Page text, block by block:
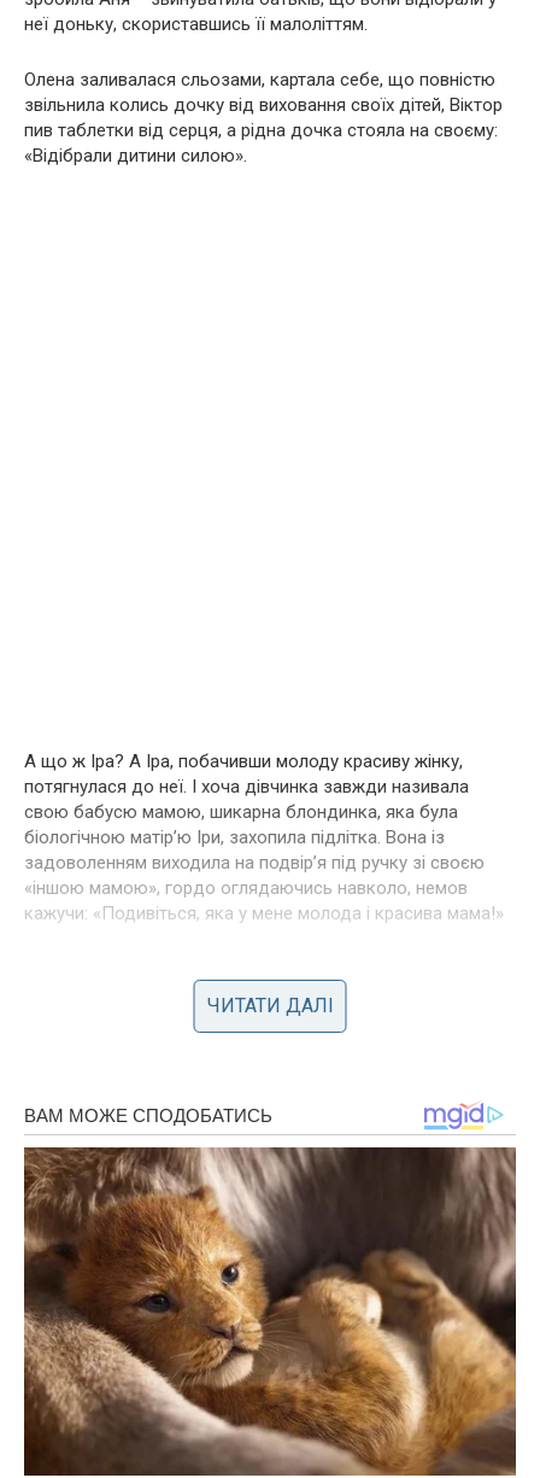
неї доньку, скориставшись її малоліттям.
Олена заливалася сльозами, картала себе, що повністю
звільнила колись дочку від виховання своїх дітей, Віктор
пив таблетки від серця, а рідна дочка стояла на своєму:
«Відібрали дитини силою».
А що ж Іра? А Іра, побачивши молоду красиву жінку,
потягнулася до неї. І хоча дівчинка завжди називала
свою бабусю мамою, шикарна блондинка, яка була
біологічною матір’ю Іри, захопила підлітка. Вона із
задоволенням виходила на подвір’я під ручку зі своєю
«іншою мамою», гордо оглядаючись навколо, немов
кажучи: «Подивіться, яка у мене молода і красива мама!»
мамою. Олена і Віктор відразу якось знітилися і навіть
постаріли. І не стільки від того, що внучка поїхала з
Жінка не стала ні в чому звинувачувати дочку, не стала її
дорікати і з’ясовувати відносини, вона писала їй
повідомлення на телефон, дзвонила і завжди говорила
тільки добрі слова дочці, запитуючи про Ірочку, бажаючи
обом щастя.
Іра теж телефонувала бабусі: перші півроку все було
добре, а потім дівчинка засумувала. Через рік Іра захотіла
повернутися до бабусі. І знову «інша мама» звинуватила
Олену, що вона розлучає її з дочкою. Олена металася між
двох вогнів. Іра все ж приїхала до Олени і Віктора:
– Все-таки вона і правда «інша» мама, – сказала Іра
ЧИТАТИ ДАЛІ